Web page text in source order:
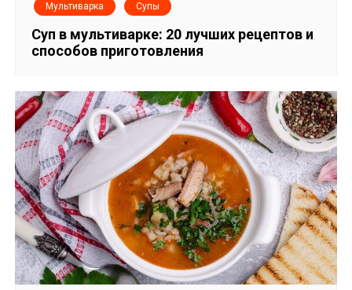
с
я
м
Мультиварка Супы
Суп в мультиварке: 20 лучших рецептов и
способов приготовления